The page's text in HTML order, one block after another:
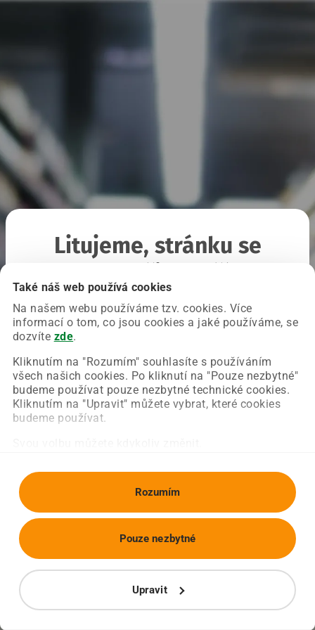
Také náš web používá cookies
Na našem webu používáme tzv. cookies. Více
informací o tom, co jsou cookies a jaké používáme, se
dozvíte zde.
Kliknutím na "Rozumím" souhlasíte s používáním
všech našich cookies. Po kliknutí na "Pouze nezbytné"
budeme používat pouze nezbytné technické cookies.
Kliknutím na "Upravit" můžete vybrat, které cookies
budeme používat.
Rozumím
Upravit
Pouze nezbytné
Litujeme, stránku se
Chyba nastala na naší straně a už ji opravujeme.
Zkuste prosím znovu načíst požadovanou stránku.
Obnovit stránku Úvodní strana